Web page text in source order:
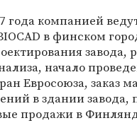
года компанией
в финском
начало
Евросоюза, заказ
в здании завода,
продажи в